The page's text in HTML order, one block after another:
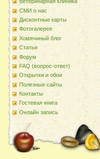
СМИ о нас
Дисконтные карты
Фотогалерея
Хомячиный блог
Статьи
Форум
FAQ (вопрос-ответ)
Открытки и обои
Полезные сайты
Контакты
Гостевая книга
Онлайн запись